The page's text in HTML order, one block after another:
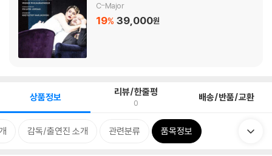
C-Major
19% 39,000원
상품정보 리뷰/한줄평
0 배송/반품/교환
감독/출연진 소개 관련분류 품목정보